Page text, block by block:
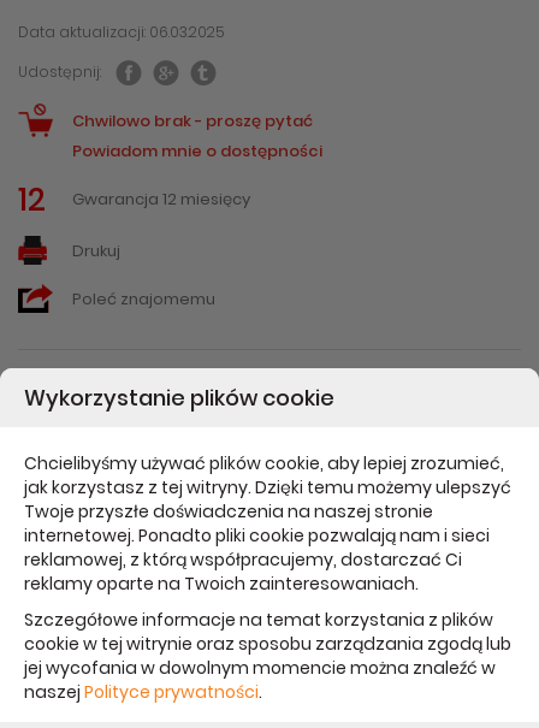
Data aktualizacji: 06.03.2025
Udostępnij:
Chwilowo brak - proszę pytać
Powiadom mnie o dostępności
12 Gwarancja 12 miesięcy
Drukuj
Poleć znajomemu
OPISPARAMETRYBEZPIECZEŃSTWO PRODUKTU
Powód wyprzedaży:
iPad używany, powystawowy, w bardzo dobrym
minimalne ślady używania
gwarancja / rękojmia - 14 dni
Wykorzystanie plików cookie
Chcielibyśmy używać plików cookie, aby lepiej zrozumieć,
jak korzystasz z tej witryny. Dzięki temu możemy ulepszyć
Twoje przyszłe doświadczenia na naszej stronie
internetowej. Ponadto pliki cookie pozwalają nam i sieci
reklamowej, z którą współpracujemy, dostarczać Ci
reklamy oparte na Twoich zainteresowaniach.
Szczegółowe informacje na temat korzystania z plików
cookie w tej witrynie oraz sposobu zarządzania zgodą lub
jej wycofania w dowolnym momencie można znaleźć w
naszej Polityce prywatności.